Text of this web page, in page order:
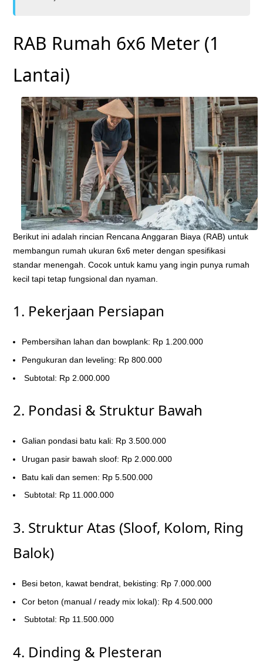
RAB Rumah 6x6 Meter (1
Lantai)
Berikut ini adalah rincian Rencana Anggaran Biaya (RAB) untuk
membangun rumah ukuran 6x6 meter dengan spesifikasi
standar menengah. Cocok untuk kamu yang ingin punya rumah
kecil tapi tetap fungsional dan nyaman.
1. Pekerjaan Persiapan
Pembersihan lahan dan bowplank: Rp 1.200.000
Pengukuran dan leveling: Rp 800.000
Subtotal: Rp 2.000.000
2. Pondasi & Struktur Bawah
Galian pondasi batu kali: Rp 3.500.000
Urugan pasir bawah sloof: Rp 2.000.000
Batu kali dan semen: Rp 5.500.000
Subtotal: Rp 11.000.000
3. Struktur Atas (Sloof, Kolom, Ring
Balok)
Besi beton, kawat bendrat, bekisting: Rp 7.000.000
Cor beton (manual / ready mix lokal): Rp 4.500.000
Subtotal: Rp 11.500.000
4. Dinding & Plesteran